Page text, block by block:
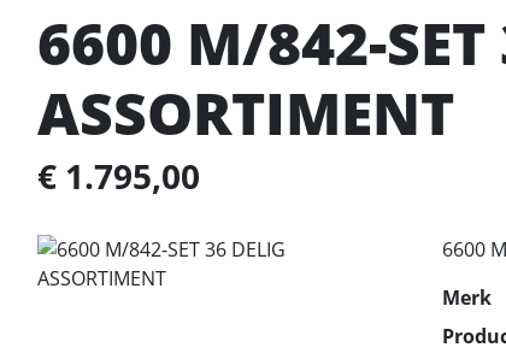
6600 M/842-SET
ASSORTIMENT
€ 1.795,00
6600
Merk